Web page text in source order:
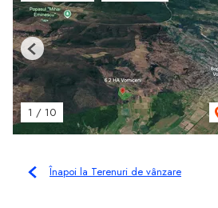
1 / 10
Previous
Înapoi la Terenuri de vânzare